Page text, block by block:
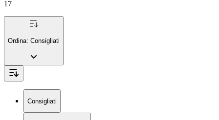
17
Ordina: Consigliati
Consigliati